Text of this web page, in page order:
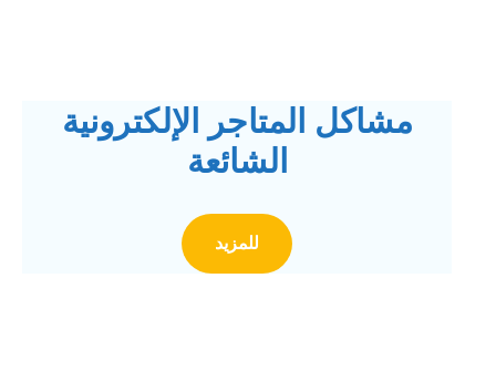
مشاكل المتاجر الإلكترونية
الشائعة
للمزيد